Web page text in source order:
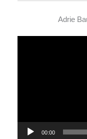
Adrie
00:00